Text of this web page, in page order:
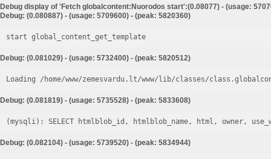
Debug display of 'Fetch globalcontent:Nuorodos start':(0.08077) - (usage:
Debug: (0.080887) - (usage: 5709600) - (peak: 5820360)
start global_content_get_template
Debug: (0.081029) - (usage: 5732400) - (peak: 5820512)
Loading /home/www/zemesvardu.lt/www/lib/classes/
Debug: (0.081819) - (usage: 5735528) - (peak: 5833608)
Debug: (0.082104) - (usage: 5739520) - (peak: 5834944)